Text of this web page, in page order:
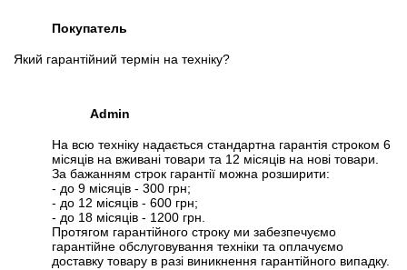
Покупатель
Який гарантійний термін на техніку?
Admin
На всю техніку надається стандартна гарантія строком 6
місяців на вживані товари та 12 місяців на нові товари.
За бажанням строк гарантії можна розширити:
- до 9 місяців - 300 грн;
- до 12 місяців - 600 грн;
- до 18 місяців - 1200 грн.
Протягом гарантійного строку ми забезпечуємо
гарантійне обслуговування техніки та оплачуємо
доставку товару в разі виникнення гарантійного випадку.